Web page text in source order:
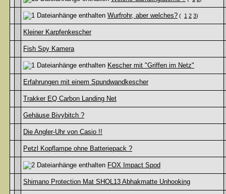
Wurfrohr, aber welches? ( 1 2 3)
Kleiner Karpfenkescher
Fish Spy Kamera
Kescher mit "Griffen im Netz"
Erfahrungen mit einem Spundwandkescher
Trakker EQ Carbon Landing Net
Gehäuse Bivybitch ?
Die Angler-Uhr von Casio !!
Petzl Kopflampe ohne Batteriepack ?
FOX Impact Spod
Shimano Protection Mat SHOL13 Abhakmatte Unhooking